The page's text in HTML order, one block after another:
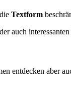
Textform
auch interessanten
entdecken aber